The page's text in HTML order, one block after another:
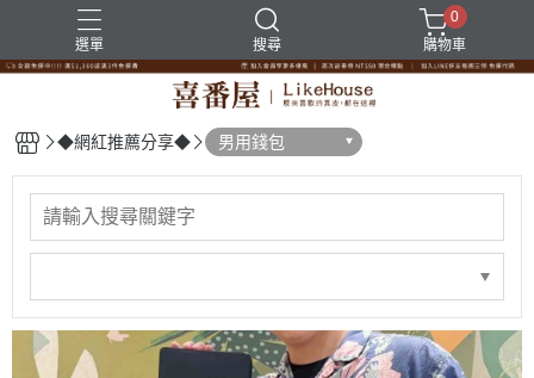
選單 搜尋
0
購物車
◆網紅推薦分享◆ 男用錢包